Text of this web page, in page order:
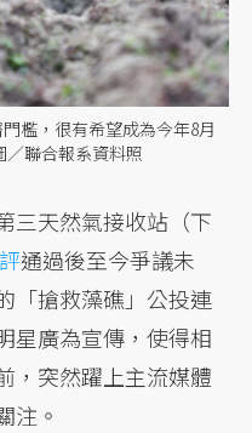
檻，很有希望成為今年8月
／聯合報系資料照
三天然氣接收站（下
通過後至今爭議未
「搶救藻礁」公投連
星廣為宣傳，使得相
，突然躍上主流媒體
注。